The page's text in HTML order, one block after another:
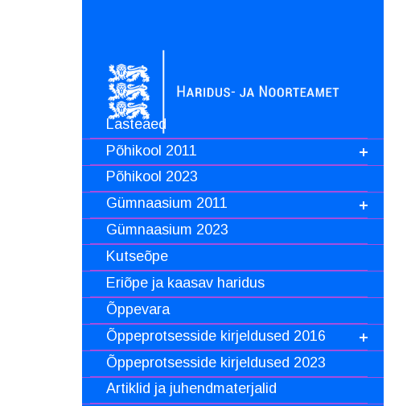
Lasteaed
Põhikool 2011
Põhikool 2023
Gümnaasium 2011
Gümnaasium 2023
Kutseõpe
Eriõpe ja kaasav haridus
Õppevara
Õppeprotsesside kirjeldused 2016
Õppeprotsesside kirjeldused 2023
Artiklid ja juhendmaterjalid